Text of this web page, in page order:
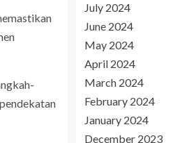
July 2024
June 2024
May 2024
April 2024
March 2024
February 2024
January 2024
December 2023